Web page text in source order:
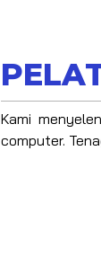
Kami
computer.